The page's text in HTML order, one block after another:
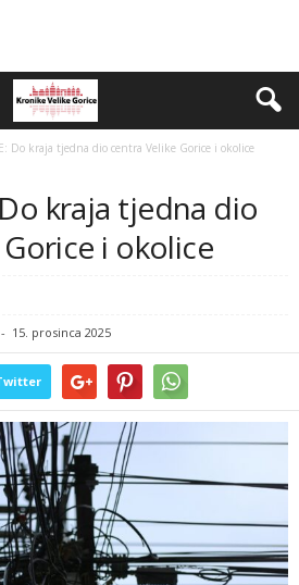
Do kraja tjedna dio centra Velike Gorice i okolice
Do kraja tjedna dio
i okolice
- 15. prosinca 2025